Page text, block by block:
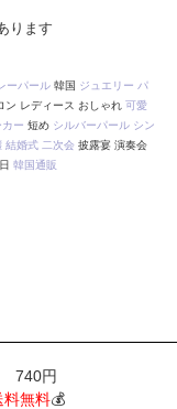
ります
ーパール 韓国 ジュエリー パ
ン レディース おしゃれ 可愛
ー 短め シルバーパール シン
結婚式 二次会 披露宴 演奏会
韓国通販
740円
料無料💰